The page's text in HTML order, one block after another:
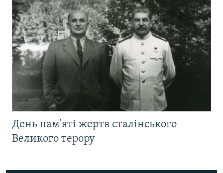
День пам'яті жертв сталінського
Великого терору